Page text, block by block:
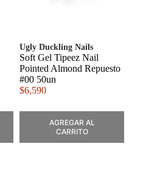
Ugly Duckling Nails
Soft Gel Tipeez Nail
Pointed Almond Repuesto
#00 50un
$6,590
AGREGAR AL
CARRITO